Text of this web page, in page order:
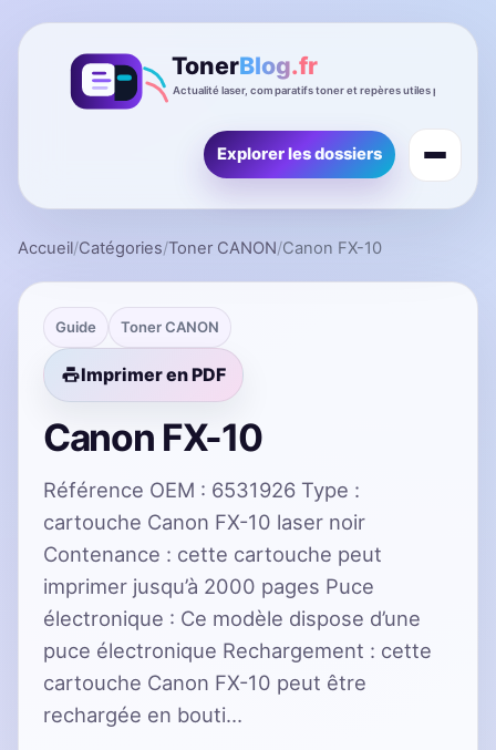
Explorer les dossiers
Accueil/Catégories/Toner CANON/Canon FX-10
Guide Toner CANON
Imprimer en PDF
Canon FX-10
Référence OEM : 6531926 Type :
cartouche Canon FX-10 laser noir
Contenance : cette cartouche peut
imprimer jusqu’à 2000 pages Puce
électronique : Ce modèle dispose d’une
puce électronique Rechargement : cette
cartouche Canon FX-10 peut être
rechargée en bouti…